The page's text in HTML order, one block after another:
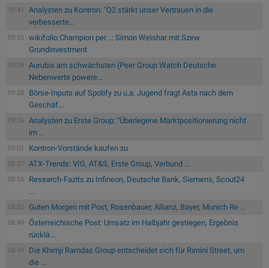
10:41
Analysten zu Kontron: "Q2 stärkt unser Vertrauen in die
verbesserte...
09:55
wikifolio Champion per ..: Simon Weishar mit Szew
Grundinvestment
09:39
Aurubis am schwächsten (Peer Group Watch Deutsche
Nebenwerte powere...
09:28
Börse-Inputs auf Spotify zu u.a. Jugend fragt Asta nach dem
Geschäf...
09:26
Analysten zu Erste Group: "Überlegene Marktpositionierung nicht
im ...
09:01 Kontron-Vorstände kaufen zu
08:57 ATX-Trends: VIG, AT&S, Erste Group, Verbund ...
08:55
Research-Fazits zu Infineon, Deutsche Bank, Siemens, Scout24
...
08:52 Guten Morgen mit Post, Rosenbauer, Allianz, Bayer, Munich Re ...
08:49
Österreichische Post: Umsatz im Halbjahr gestiegen, Ergebnis
rücklä...
08:39
Die Khimji Ramdas Group entscheidet sich für Rimini Street, um
die ...